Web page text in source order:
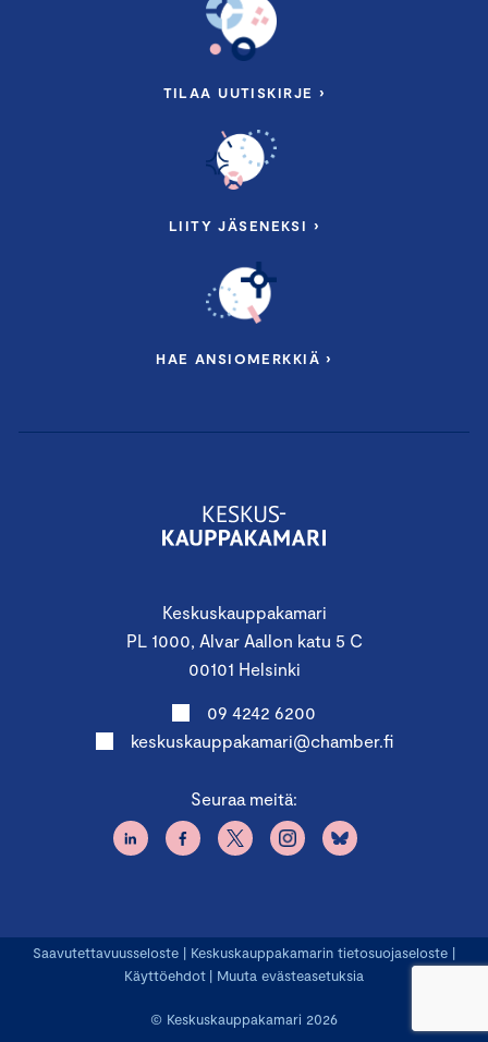
Keskuskauppakamari
PL 1000, Alvar Aallon katu 5 C
00101 Helsinki
09 4242 6200
keskuskauppakamari@chamber.fi
Seuraa meitä:
TILAA UUTISKIRJE ›
LIITY JÄSENEKSI ›
HAE ANSIOMERKKIÄ ›
© Keskuskauppakamari 2026
Saavutettavuusseloste | Keskuskauppakamarin tietosuojaseloste |
Käyttöehdot | Muuta evästeasetuksia